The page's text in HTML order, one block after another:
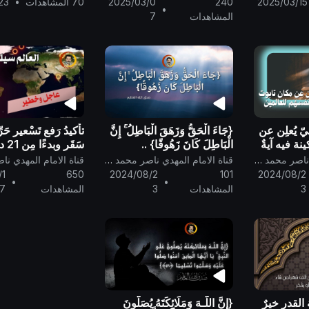
الكُسوف...
المشاهدات
•
7
يُعلِن عن
فيه آيةٌ
..
قناة الامام المهدي ناصر محمد اليماني
2024/08/2
3
{جَاءَ الْحَقُّ وَزَهَقَ الْبَاطِلُ ۚ إِنَّ
الْبَاطِلَ كَانَ زَهُوقًا} ..
قناة الامام المهدي ناصر محمد اليماني
101
المشاهدات
•
2024/08/2
3
تأكيدُ رَفع تَسْعير
إلى ما شاءَ الله
لمَن شاءَ منكم أن
يتأخّر، والله أكبر
650
المشاهدات
•
7
خيرٌ {إِنَّ اللَّـهَ وَمَلَائِكَتَهُ يُصَلُّونَ